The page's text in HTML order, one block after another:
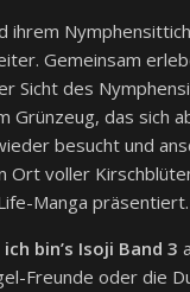
ihrem
Gemeinsam
Sicht des
Grünzeug, das sich
besucht und
voller
Manga präsentiert.
bin’s Isoji Band 3
Freunde oder die